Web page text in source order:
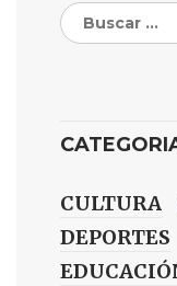
Buscar:
CULTURA
DEPORTES